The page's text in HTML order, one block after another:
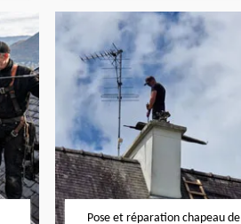
Pose et réparation chapeau de